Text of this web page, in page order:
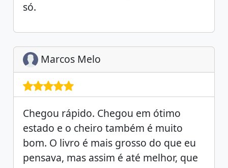
só.
Marcos Melo
Chegou rápido. Chegou em ótimo
estado e o cheiro também é muito
bom. O livro é mais grosso do que eu
pensava, mas assim é até melhor, que